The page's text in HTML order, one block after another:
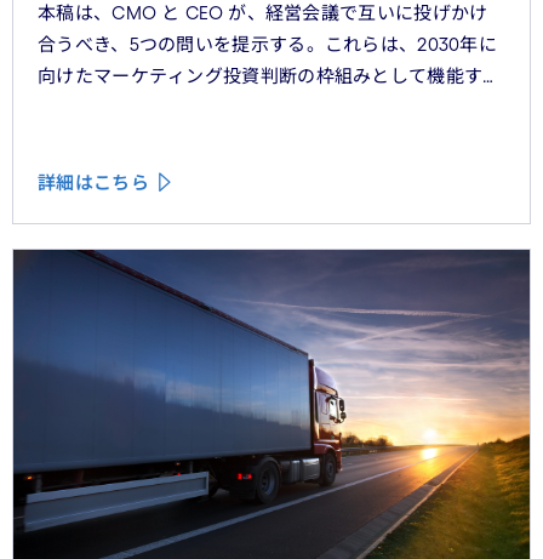
本稿は、CMO と CEO が、経営会議で互いに投げかけ
合うべき、5つの問いを提示する。これらは、2030年に
向けたマーケティング投資判断の枠組みとして機能する
詳細はこちら